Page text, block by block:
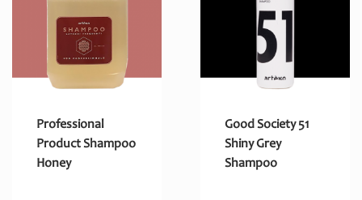
Professional
Product Shampoo
Honey
Good Society 51
Shiny Grey
Shampoo